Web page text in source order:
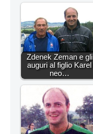
Zdenek Zeman e gli
auguri al figlio Karel
neo…